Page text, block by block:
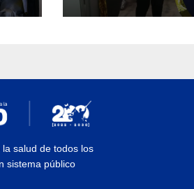
Inauguraron
salud de todos los
sistema público